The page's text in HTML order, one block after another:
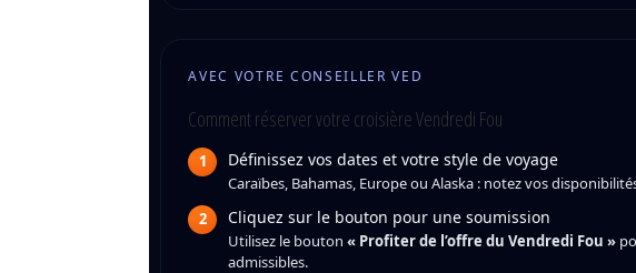
AVEC VOTRE CONSEILLER VED
Comment réserver votre croisière Vendredi Fou
1 Définissez vos dates et votre style de voyage
Caraïbes, Bahamas, Europe ou Alaska : notez vos
2
Cliquez sur le bouton pour une soumission
Utilisez le bouton« Profiter de l’offre du Vendredi Fou »
admissibles.